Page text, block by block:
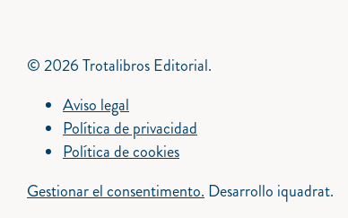
© 2026 Trotalibros Editorial.
Aviso legal
Política de privacidad
Política de cookies
Gestionar el consentimento.Desarrollo iquadrat.